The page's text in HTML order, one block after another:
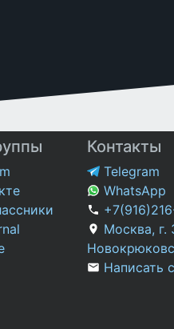
Контакты
Telegram
WhatsApp
Москва, г.
Написать